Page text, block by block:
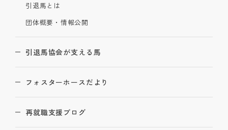
引退馬とは
団体概要・情報公開
引退馬協会が支える馬
フォスターホースだより
再就職支援ブログ